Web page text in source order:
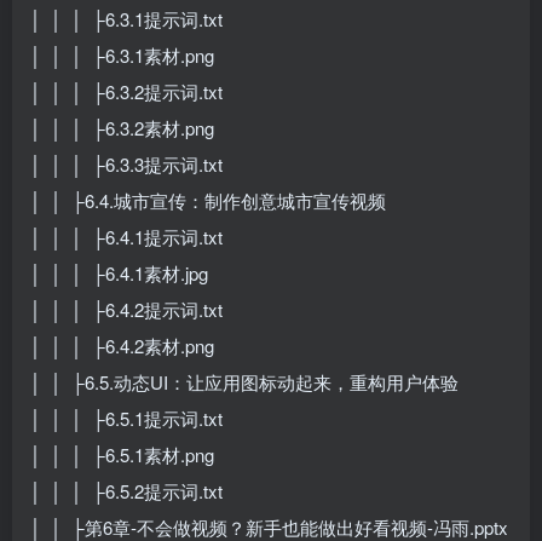
│ │ │ ├6.3.1提示词.txt
│ │ │ ├6.3.1素材.png
│ │ │ ├6.3.2提示词.txt
│ │ │ ├6.3.2素材.png
│ │ │ ├6.3.3提示词.txt
│ │ ├6.4.城市宣传：制作创意城市宣传视频
│ │ │ ├6.4.1提示词.txt
│ │ │ ├6.4.1素材.jpg
│ │ │ ├6.4.2提示词.txt
│ │ │ ├6.4.2素材.png
│ │ ├6.5.动态UI：让应用图标动起来，重构用户体验
│ │ │ ├6.5.1提示词.txt
│ │ │ ├6.5.1素材.png
│ │ │ ├6.5.2提示词.txt
│ │ ├第6章-不会做视频？新手也能做出好看视频-冯雨.pptx